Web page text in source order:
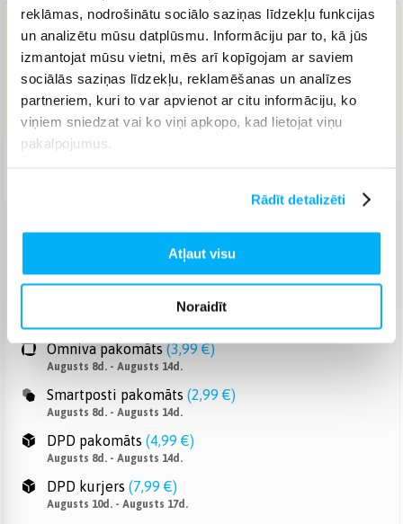
reklāmas, nodrošinātu sociālo saziņas līdzekļu funkcijas
un analizētu mūsu datplūsmu. Informāciju par to, kā jūs
izmantojat mūsu vietni, mēs arī kopīgojam ar saviem
sociālās saziņas līdzekļu, reklamēšanas un analīzes
partneriem, kuri to var apvienot ar citu informāciju, ko
viņiem sniedzat vai ko viņi apkopo, kad lietojat viņu
pakalpojumus.
Rādīt detalizēti
Atļaut visu
Noraidīt
14,08 €
IELIKT GROZĀ
Augusts 8d. - Augusts 14d.
Venipak Kurjers (6,99 €)
Apmaksā pilnu summu skaidrā naudā piegādes brīdī.
Omniva pakomāts (3,99 €)
Augusts 8d. - Augusts 14d.
Smartposti pakomāts (2,99 €)
Augusts 8d. - Augusts 14d.
DPD pakomāts (4,99 €)
Augusts 8d. - Augusts 14d.
DPD kurjers (7,99 €)
Augusts 10d. - Augusts 17d.